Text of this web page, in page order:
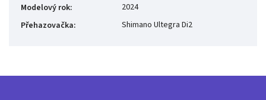
Modelový rok:
2024
Přehazovačka: Shimano Ultegra Di2